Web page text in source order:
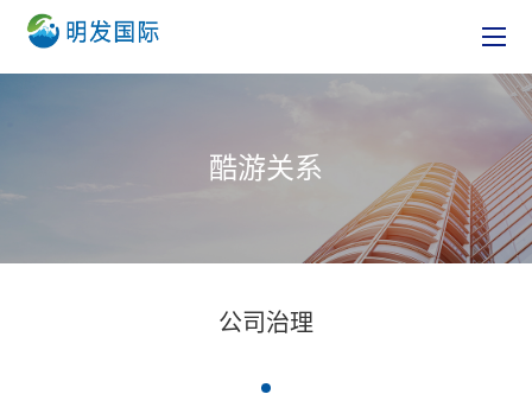
酷游关系
公司治理